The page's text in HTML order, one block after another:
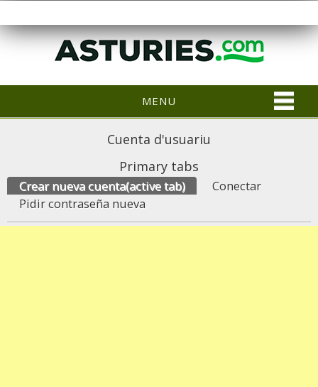
MENU
Cuenta d'usuariu
Primary tabs
Crear nueva cuenta(active tab)
Conectar
Pidir contraseña nueva